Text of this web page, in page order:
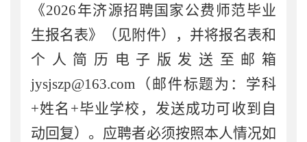
《2026年济源招聘国家公费师范毕业
生报名表》（见附件），并将报名表和
个人简历电子版发送至邮箱
jysjszp@163.com （邮件标题为：学科
+姓名 +毕业学校，发送成功可收到自
动回复）。 应聘者必须按照本人情况如